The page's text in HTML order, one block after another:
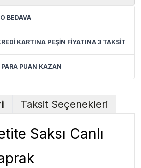
BEDAVA
KARTINA PEŞİN FİYATINA 3 TAKSİT
PUAN KAZAN
Taksit Seçenekleri
Saksı Canlı